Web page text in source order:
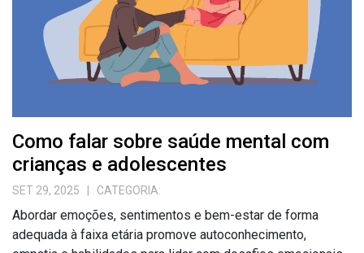
Como falar sobre saúde mental com
crianças e adolescentes
SET 29, 2025 | CATEGORIA:
Abordar emoções, sentimentos e bem-estar de forma
adequada à faixa etária promove autoconhecimento,